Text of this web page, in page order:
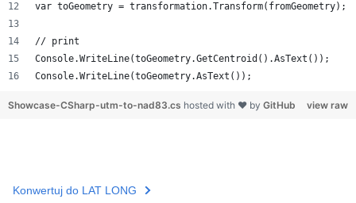
var toGeometry = transformation.Transform(fromGeometry);
// print
Console.WriteLine(toGeometry.GetCentroid().AsText());
Console.WriteLine(toGeometry.AsText());
view raw
Showcase-CSharp-utm-to-nad83.cs hosted with ❤ by GitHub
Konwertuj do LAT LONG